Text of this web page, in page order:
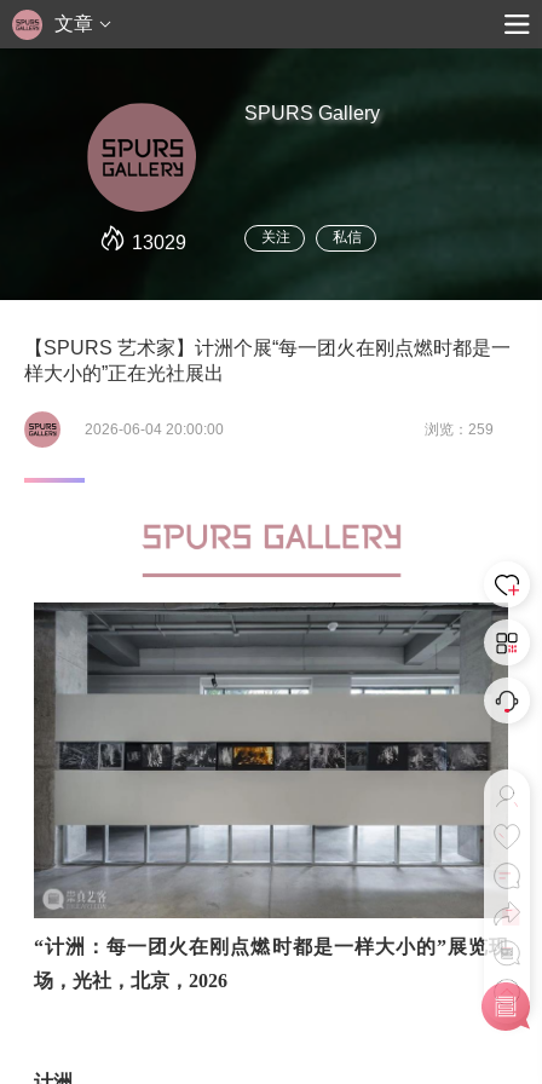
文章
13029
SPURS Gallery
关注 私信
【SPURS 艺术家】计洲个展“每一团火在刚点燃时都是一
样大小的”正在光社展出
2026-06-04 20:00:00 浏览：259
“计洲：每一团火在刚点燃时都是一样大小的”展览现
场，光社，北京，2026